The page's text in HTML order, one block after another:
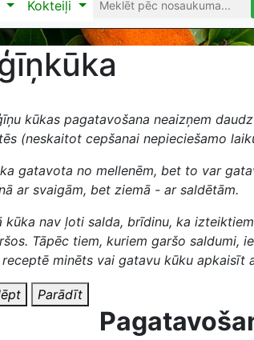
Kokteiļi
kūkas pagatavošana neaizņem
(neskaitot cepšanai nepieciešamo
gatavota no mellenēm, bet to var
ar svaigām, bet ziemā - ar saldētām.
kūka nav ļoti salda, brīdinu, ka
Tāpēc tiem, kuriem garšo saldumi,
minēts vai gatavu kūku apkaisīt
Parādīt